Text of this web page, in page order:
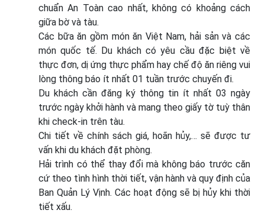
chuẩn An Toàn cao nhất, không có khoảng cách
giữa bờ và tàu.
Các bữa ăn gồm món ăn Việt Nam, hải sản và các
món quốc tế. Du khách có yêu cầu đặc biệt về
thực đơn, dị ứng thực phẩm hay chế độ ăn riêng vui
lòng thông báo ít nhất 01 tuần trước chuyến đi.
Du khách cần đăng ký thông tin ít nhất 03 ngày
trước ngày khởi hành và mang theo giấy tờ tuỳ thân
khi check-in trên tàu.
Chi tiết về chính sách giá, hoãn hủy,… sẽ được tư
vấn khi du khách đặt phòng.
Hải trình có thể thay đổi mà không báo trước căn
cứ theo tình hình thời tiết, vận hành và quy định của
Ban Quản Lý Vịnh. Các hoạt động sẽ bị hủy khi thời
tiết xấu.